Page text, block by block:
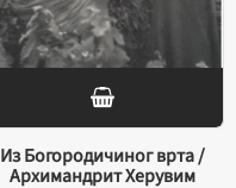
Из Богородичиног врта /
Архимандрит Херувим